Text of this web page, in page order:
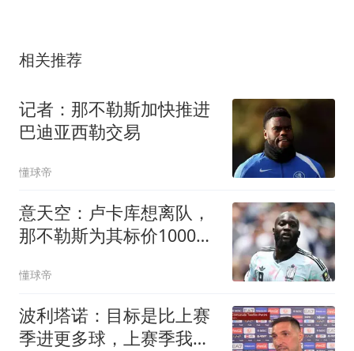
相关推荐
记者：那不勒斯加快推进
巴迪亚西勒交易
懂球帝
意天空：卢卡库想离队，
那不勒斯为其标价1000万
懂球帝
波利塔诺：目标是比上赛
季进更多球，上赛季我进